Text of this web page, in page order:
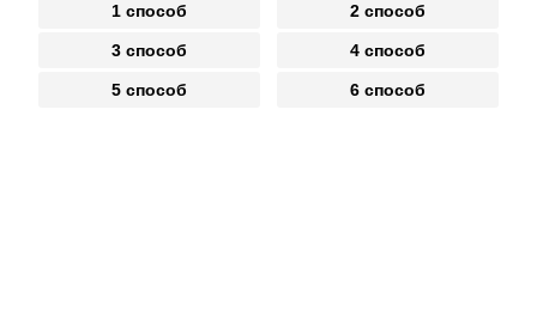
1 способ 2 способ
3 способ 4 способ
5 способ 6 способ